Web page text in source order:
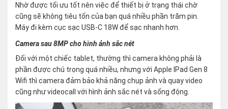
Nhờ được tối ưu tốt nên việc để thiết bị ở trạng thái chờ
cũng sẽ không tiêu tốn của bạn quá nhiều phần trăm pin.
Máy đi kèm cục sạc USB-C 18W để sạc nhanh hơn.
Camera sau 8MP cho hình ảnh sắc nét
Đối với một chiếc tablet, thường thì camera không phải là
phần được chú trọng quá nhiều, nhưng với Apple IPad Gen 8
Wifi thì camera đảm bảo khả năng chụp ảnh và quay video
cũng như videocall với hình ảnh sắc nét và sống động.